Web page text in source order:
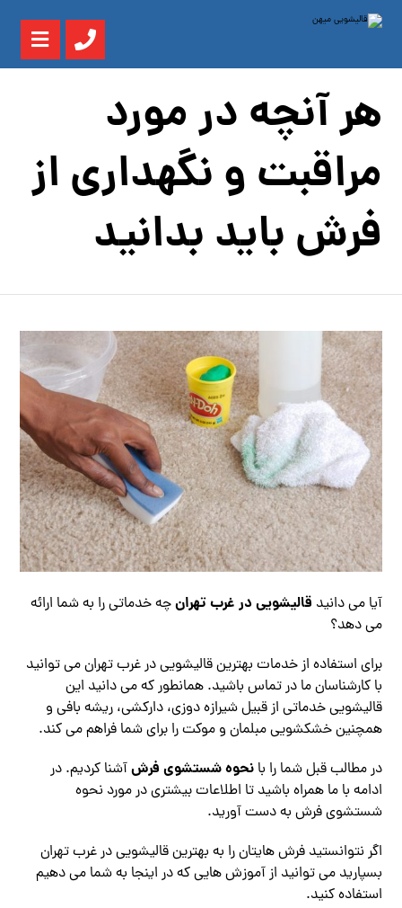
هر آنچه در مورد
مراقبت و نگهداری از
فرش باید بدانید
آیا می دانید قالیشویی در غرب تهرانچه خدماتی را به شما ارائه
می دهد؟
برای استفاده از خدمات بهترین قالیشویی در غرب تهران می توانید
با کارشناسان ما در تماس باشید. همانطور که می دانید این
قالیشویی خدماتی از قبیل شیرازه دوزی، دارکشی، ریشه بافی و
همچنین خشکشویی مبلمان و موکت را برای شما فراهم می کند.
در مطالب قبل شما را بانحوه شستشوی فرشآشنا کردیم. در
ادامه با ما همراه باشید تا اطلاعات بیشتری در مورد نحوه
شستشوی فرش به دست آورید.
اگر نتوانستید فرش هایتان را به بهترین قالیشویی در غرب تهران
بسپارید می توانید از آموزش هایی که در اینجا به شما می دهیم
استفاده کنید.